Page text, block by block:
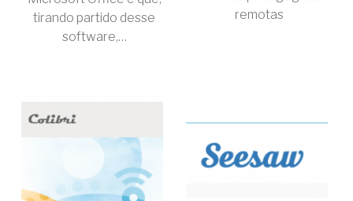
tirando partido desse
software,…
remotas